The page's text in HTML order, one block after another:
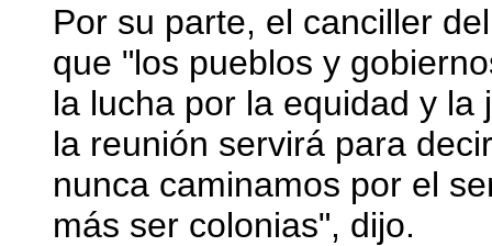
Por su parte, el canciller
que "los pueblos y
la lucha por la equidad y
la reunión servirá para
nunca caminamos por el
más ser colonias", dijo.